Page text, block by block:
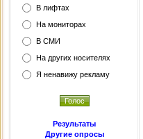
В лифтах
На мониторах
В СМИ
На других носителях
Я ненавижу рекламу
Результаты
Другие опросы